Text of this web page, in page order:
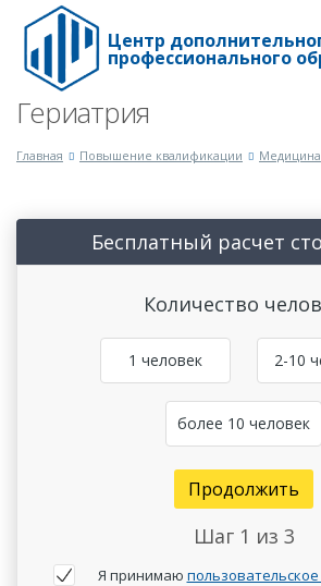
Центр
профессионального
Гериатрия
Главная Повышение квалификации Медицина
Бесплатный расчет
Количество
1 человек 2-10
более 10 человек
Продолжить
Шаг 1 из 3
Я принимаю